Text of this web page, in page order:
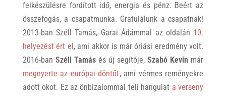
felkészülésre fordított idő, energia és pénz. Beért az
összefogás, a csapatmunka. Gratulálunk a csapatnak!
2013-ban Széll Tamás, Garai Ádámmal az oldalán 10.
helyezést ért el, ami akkor is már óriási eredmény volt.
2016-ban Széll Tamásés új segítője,Szabó Kevin már
megnyerte az európai döntőt, ami vérmes reményekre
adott okot. Ez az önbizalommal teli hangulat a verseny